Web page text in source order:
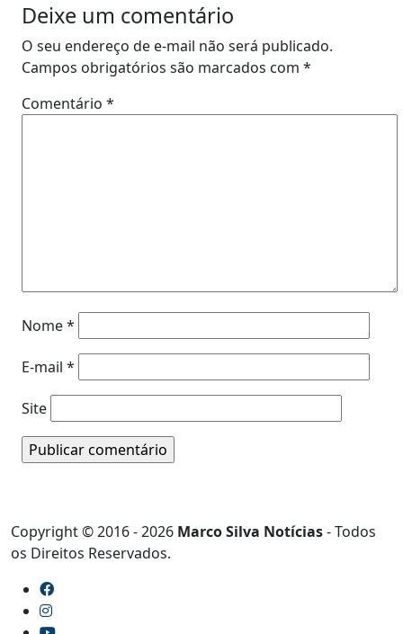
Deixe um comentário
O seu endereço de e-mail não será publicado.
Campos obrigatórios são marcados com *
Comentário *
Nome*
E-mail *
Site
Copyright © 2016 - 2026 Marco Silva Notícias- Todos
os Direitos Reservados.